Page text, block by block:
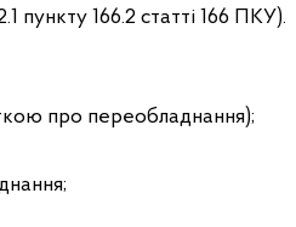
пункту 166.2 статті 166 ПКУ).
про переобладнання);